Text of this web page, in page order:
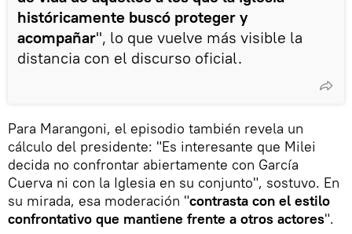
históricamente buscó proteger y
acompañar", lo que vuelve más visible la
distancia con el discurso oficial.
Para Marangoni, el episodio también revela un
cálculo del presidente: "Es interesante que Milei
decida no confrontar abiertamente con García
Cuerva ni con la Iglesia en su conjunto", sostuvo. En
su mirada, esa moderación "contrasta con el estilo
confrontativo que mantiene frente a otros actores".